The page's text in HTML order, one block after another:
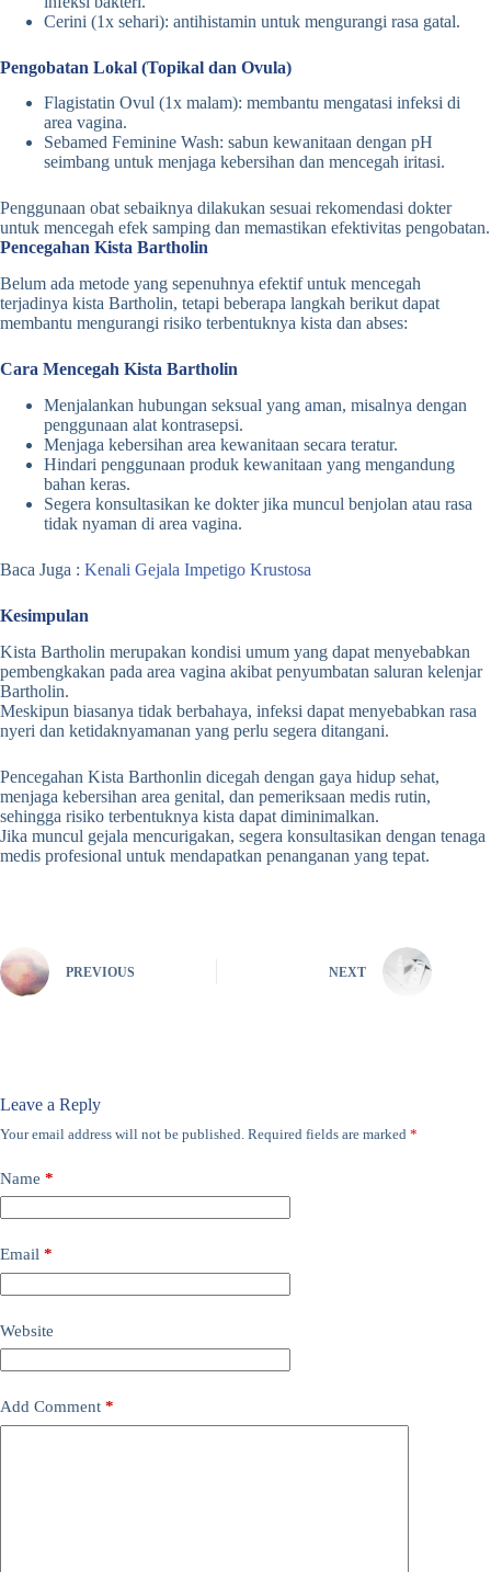
Cerini (1x sehari): antihistamin untuk mengurangi rasa gatal.
Pengobatan Lokal (Topikal dan Ovula)
Flagistatin Ovul (1x malam): membantu mengatasi infeksi di
area vagina.
Sebamed Feminine Wash: sabun kewanitaan dengan pH
seimbang untuk menjaga kebersihan dan mencegah iritasi.
Penggunaan obat sebaiknya dilakukan sesuai rekomendasi dokter
untuk mencegah efek samping dan memastikan efektivitas pengobatan.
Pencegahan Kista Bartholin
Belum ada metode yang sepenuhnya efektif untuk mencegah
terjadinya kista Bartholin, tetapi beberapa langkah berikut dapat
membantu mengurangi risiko terbentuknya kista dan abses:
Cara Mencegah Kista Bartholin
Menjalankan hubungan seksual yang aman, misalnya dengan
penggunaan alat kontrasepsi.
Menjaga kebersihan area kewanitaan secara teratur.
Hindari penggunaan produk kewanitaan yang mengandung
bahan keras.
Segera konsultasikan ke dokter jika muncul benjolan atau rasa
tidak nyaman di area vagina.
Baca Juga : Kenali Gejala Impetigo Krustosa
Kesimpulan
Kista Bartholin merupakan kondisi umum yang dapat menyebabkan
pembengkakan pada area vagina akibat penyumbatan saluran kelenjar
Bartholin.
Meskipun biasanya tidak berbahaya, infeksi dapat menyebabkan rasa
nyeri dan ketidaknyamanan yang perlu segera ditangani.
Pencegahan Kista Barthonlin dicegah dengan gaya hidup sehat,
menjaga kebersihan area genital, dan pemeriksaan medis rutin,
sehingga risiko terbentuknya kista dapat diminimalkan.
Jika muncul gejala mencurigakan, segera konsultasikan dengan tenaga
medis profesional untuk mendapatkan penanganan yang tepat.
PREVIOUS NEXT
Leave a Reply
Your email address will not be published. Required fields are marked *
Name *
Email *
Website
Add Comment *